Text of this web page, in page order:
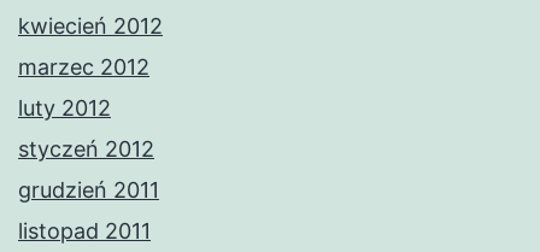
kwiecień 2012
marzec 2012
luty 2012
styczeń 2012
grudzień 2011
listopad 2011